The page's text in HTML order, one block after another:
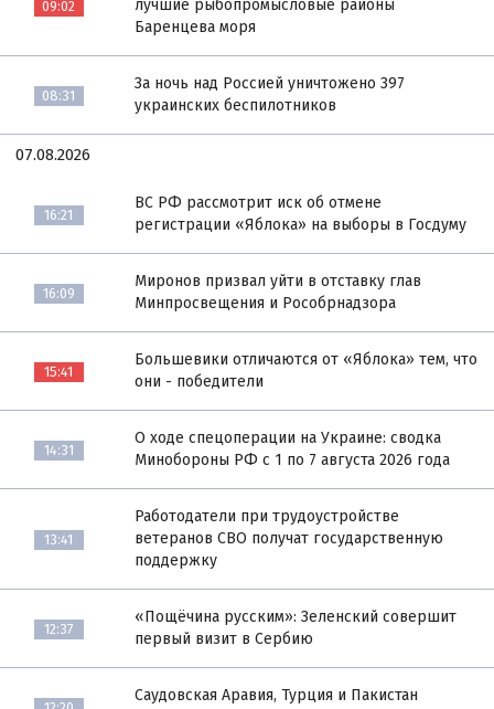
09:02
лучшие рыбопромысловые районы
Баренцева моря
08:31
За ночь над Россией уничтожено 397
украинских беспилотников
07.08.2026
16:21
ВС РФ рассмотрит иск об отмене
регистрации «Яблока» на выборы в Госдуму
16:09
Миронов призвал уйти в отставку глав
Минпросвещения и Рособрнадзора
15:41
Большевики отличаются от «Яблока» тем, что
они - победители
14:31
О ходе спецоперации на Украине: сводка
Минобороны РФ с 1 по 7 августа 2026 года
13:41
Работодатели при трудоустройстве
ветеранов СВО получат государственную
поддержку
12:37
«Пощёчина русским»: Зеленский совершит
первый визит в Сербию
Саудовская Аравия, Турция и Пакистан